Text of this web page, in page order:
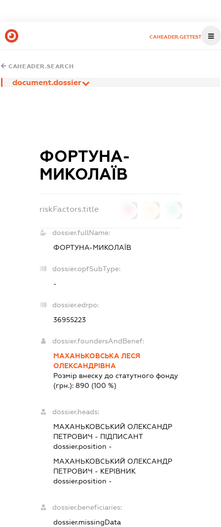
CAHEADER.GETTEST
CAHEADER.SEARCH
document.dossier
ФОРТУНА-
МИКОЛАЇВ
riskFactors.title
dossier.fullName:
ФОРТУНА-МИКОЛАЇВ
dossier.opfSubType:
-
dossier.edrpo:
36955223
dossier.foundersAndBenef:
МАХАНЬКОВСЬКА ЛЕСЯ
ОЛЕКСАНДРІВНА
Розмір внеску до статутного фонду
(грн.):890 (100 %)
dossier.heads:
МАХАНЬКОВСЬКИЙ ОЛЕКСАНДР
ПЕТРОВИЧ - ПІДПИСАНТ
dossier.position -
МАХАНЬКОВСЬКИЙ ОЛЕКСАНДР
ПЕТРОВИЧ - КЕРІВНИК
dossier.position -
dossier.beneficiaries:
dossier.missingData